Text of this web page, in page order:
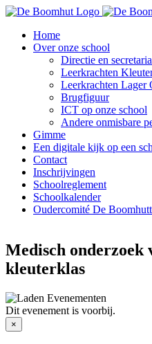
Ga
inhoudHome
Over onze school
Directie en
Leerkrachten
Leerkrachten Lager
Brugfiguur
ICT op onze school
Andere onmisbare
Gimme
Een digitale kijk op een
Contact
Inschrijvingen
Schoolreglement
Schoolkalender
Oudercomité De
Medisch onderzoek
kleuterklas
Dit evenement is voorbij.
×